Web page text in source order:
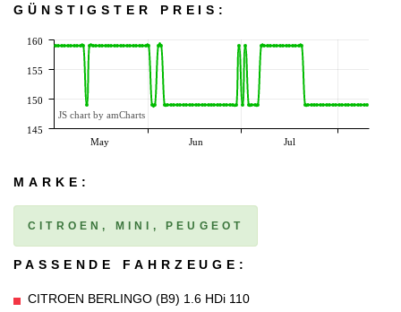
GÜNSTIGSTER PREIS:
May Jun Jul
145
150
155
160
JS chart by amCharts
MARKE:
CITROEN, MINI, PEUGEOT
PASSENDE FAHRZEUGE:
CITROEN BERLINGO (B9) 1.6 HDi 110